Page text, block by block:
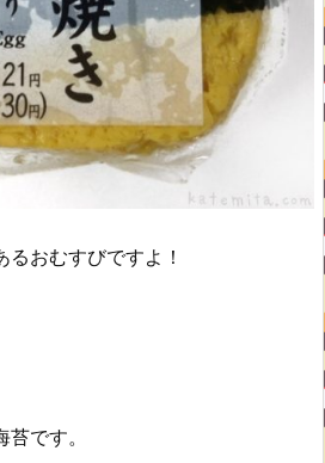
おむすびですよ！
です。